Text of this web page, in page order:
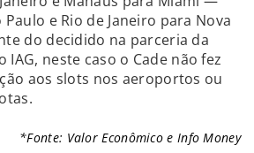
e Rio de Janeiro para Nova
do decidido na parceria da
IAG, neste caso o Cade não fez
aos slots nos aeroportos ou
*Fonte: Valor Econômico e Info Money